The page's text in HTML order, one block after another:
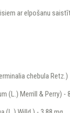
ar elpošanu
chebula
(L.) Merrill & Perry) -